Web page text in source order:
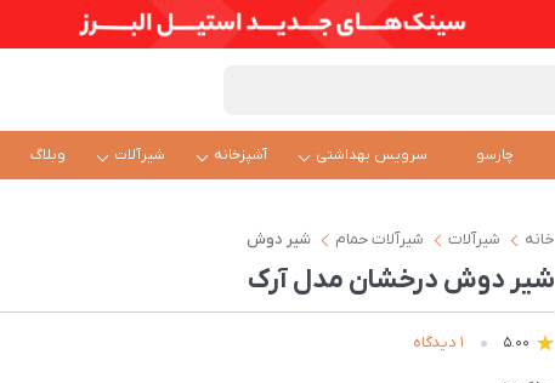
چارسو سرویس بهداشتی آشپزخانه شیرآلات وبلاگ
خانه شیرآلات شیرآلات حمام شیر دوش
شیر دوش درخشان مدل آرک
5.00 1 دیدگاه